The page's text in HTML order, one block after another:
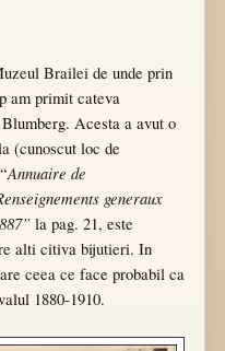
Brailei de unde prin
am primit cateva
Acesta a avut o
(cunoscut loc de
Annuaire de
generaux
la pag. 21, este
alti citiva bijutieri. In
ceea ce face probabil ca
1880-1910.